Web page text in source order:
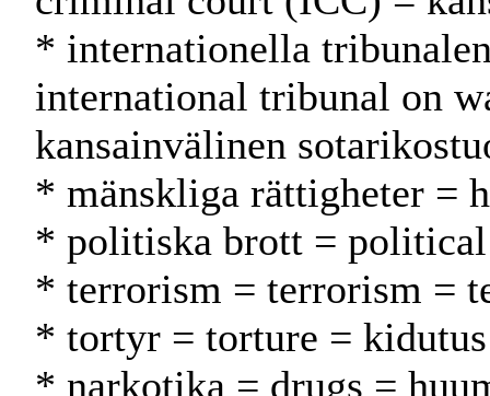
* internationella
international tribunal on
kansainvälinen
* mänskliga rättigheter =
* politiska brott =
* terrorism = terrorism =
* tortyr = torture = kidutus
* narkotika = drugs =